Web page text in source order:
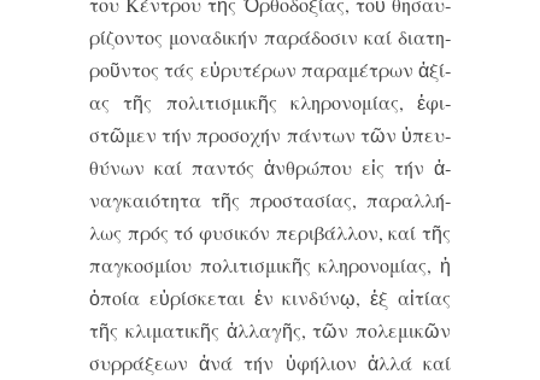
ρί­ζον­τος μο­να­δι­κήν πα­ρά­δο­σιν καί δι­α­τη­
ροῦν­τος τάς εὐ­ρυ­τέ­ρων πα­ρα­μέ­τρων ἀ­ξί­
ας τῆς πο­λι­τι­σμι­κῆς κλη­ρο­νο­μί­ας, ἐ­φι­
στῶ­μεν τήν προ­σο­χήν πάν­των τῶν ὑ­πευ­
θύ­νων καί παν­τός ἀν­θρώ­που εἰς τήν ἀ­
ναγ­και­ό­τη­τα τῆς προ­στα­σί­ας, πα­ραλ­λή­
λως πρός τό φυ­σι­κόν πε­ρι­βάλ­λον, καί τῆς
παγ­κο­σμί­ου πο­λι­τι­σμι­κῆς κλη­ρο­νο­μί­ας, ἡ
ὁ­ποί­α εὑ­ρί­σκε­ται ἐν κιν­δύ­νῳ, ἐξ αἰ­τί­ας
τῆς κλι­μα­τι­κῆς ἀλ­λα­γῆς, τῶν πο­λε­μι­κῶν
συρ­ρά­ξε­ων ἀ­νά τήν ὑ­φή­λι­ον ἀλ­λά καί